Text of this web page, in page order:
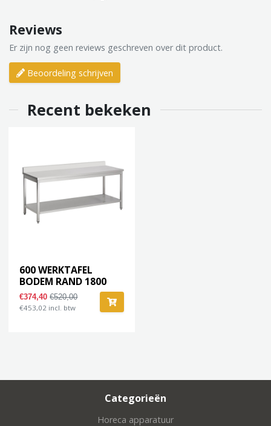
Reviews
Er zijn nog geen reviews geschreven over dit product.
Beoordeling schrijven
Recent bekeken
600 WERKTAFEL
BODEM RAND 1800
€374,40€520,00
€453,02 incl. btw
Categorieën
Horeca apparatuur